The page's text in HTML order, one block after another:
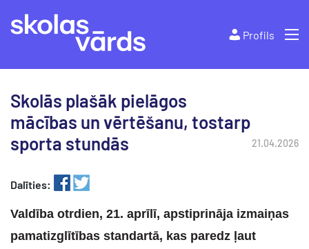
Profils
Skolās plašāk pielāgos
mācības un vērtēšanu, tostarp
sporta stundās
21.04.2026
Dalīties:
Valdība otrdien, 21. aprīlī, apstiprināja izmaiņas
pamatizglītības standartā, kas paredz ļaut